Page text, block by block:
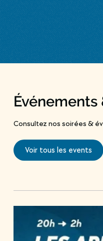
Événements
Consultez nos soirées &
Voir tous les events